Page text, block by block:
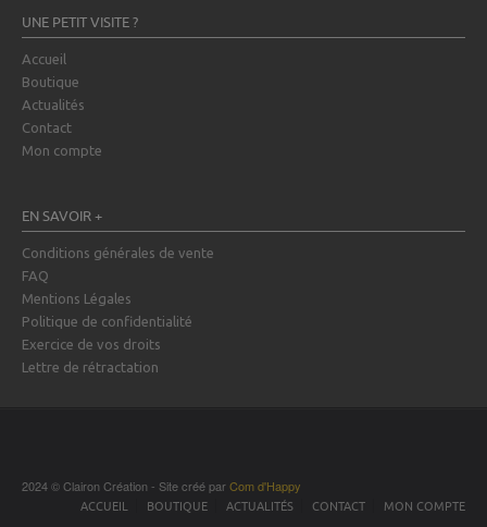
UNE PETIT VISITE ?
Accueil
Boutique
Actualités
Contact
Mon compte
EN SAVOIR +
Conditions générales de vente
FAQ
Mentions Légales
Politique de confidentialité
Exercice de vos droits
Lettre de rétractation
2024 © Clairon Création - Site créé parCom d'Happy
ACCUEIL BOUTIQUE ACTUALITÉS CONTACT MON COMPTE